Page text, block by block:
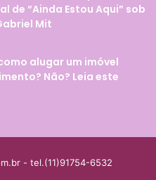
de “Ainda Estou Aqui” sob
Mit
alugar um imóvel
Não? Leia este
- tel.(11)91754-6532